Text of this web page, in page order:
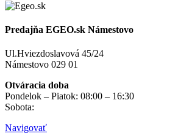
Predajňa EGEO.sk Námestovo
Ul.Hviezdoslavová 45/24
Námestovo 029 01
Otváracia doba
Pondelok – Piatok: 08:00 – 16:30
Sobota:
Navigovať